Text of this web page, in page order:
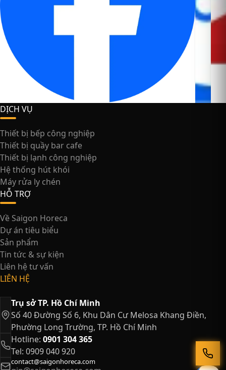
DỊCH VỤ
Thiết bị bếp công nghiệp
Thiết bị quầy bar cafe
Thiết bị lạnh công nghiệp
Hệ thống hút khói
Máy rửa ly chén
HỖ TRỢ
Về Saigon Horeca
Dự án tiêu biểu
Sản phẩm
Tin tức & sự kiện
Liên hệ tư vấn
LIÊN HỆ
Trụ sở TP. Hồ Chí Minh
Số 40 Đường Số 6, Khu Dân Cư Melosa Khang Điền,
Phường Long Trường, TP. Hồ Chí Minh
Hotline: 0901 304 365
Tel: 0909 040 920
contact@saigonhoreca.com